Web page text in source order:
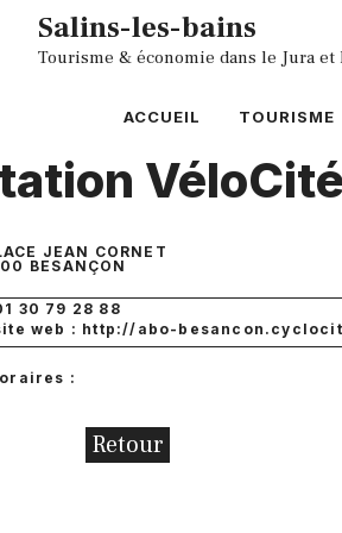
AllerSalins-les-bains
Tourisme & économie dans le Jura et
ACCUEIL TOURISME
VéloCité
JEAN CORNET
BESANÇON
30 79 28 88
web : http://abo-
:
Retour